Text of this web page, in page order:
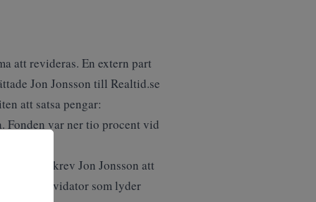
att revideras. En extern part
Jon Jonsson till Realtid.se
att satsa pengar:
Fonden var ner tio procent vid
skrev Jon Jonsson att
formell likvidator som lyder